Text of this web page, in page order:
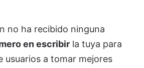
no ha recibido ninguna
en escribir la tuya para
usuarios a tomar mejores